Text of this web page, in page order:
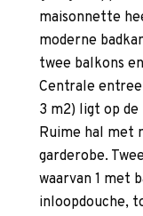
maisonnette
moderne
twee balkons
Centrale
3 m2) ligt op de
Ruime hal met
garderobe.
waarvan 1 met
inloopdouche,